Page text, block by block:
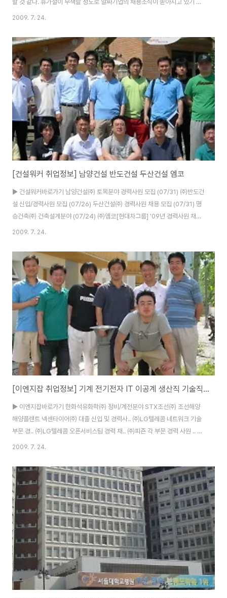
할 것 같다. 휴가철이 무색할 정도로 알짜기업의 채용소식이 쏟아지고 있기 때
문이다. 24일 이공계 취업포털 이엔지잡(www.engjob.co.kr 대표 유종현)
신입 및 경력사원을 모집 중이다. ▒ 넥센타이어(www.nexentire.co.kr)가
대졸 신입 및 경력사원을 모집한다. 모집분야는 경영관리, 전략기획, 품질보증,
해외영업, 영업관리, OE영업, 생산기술, 공무, 안전환경, 생산, 생산관리, 연구
소 등이다. 7월 27일부터 8월 14일까지 회사 홈페이지에서 온라인 입사지원..
2009. 7. 24.
[건설워커 취업정보] 남양건설 반도건설 두산건설 엠코
▶ 건설워커바로가기 남양건설㈜ 토목분야 경력사원 모집 (07/31) ㈜반도건
설 신입/경력사원 모집 (07/26) 두산건설㈜ 경력사원 채용 모집 (07/31) 명
승건축㈜ 건축설계분야 (07/24) ㈜엠코[현대차그룹] '09년 경력사원 채용
(시설관리,해외설계) (07/26) 삼성중공업㈜ 55기 직업기술생 모집 (07/24)
부문 경력사원 채용 안내 (07/29) ㈜대산 경력 및 신입사원 모집 (07/31) ㈜
마이다스아이티 2009년 수시 채용공고 (채용시) 세중공영㈜ 토목 현장대리
인 및 경력직 채용공고 (채용시) 은민에스앤디 인테리어 설계 (07/24) ㈜체
스넛 신입/경력사원 채용 한세대학교 건축분야 공간정보기술㈜ GIS/개발/영
업부..
2009. 7. 24.
[이엔지잡 취업정보] 기계 전기전자 IT 이공계 생산직 기술직 구인정보
▶ 이엔지잡바로가기 한화석유화학㈜ 정비/계전분야 STX조선㈜ 조선해양
해양플랜트 넥센타이어㈜ 대졸 신입 및 경력사.. ㈜LG텔레콤 네트워크 기술
부문 경.. ㈜LG텔레콤 오픈서비스팀 경력 채.. ㈜피죤 각 부문 경력 사원 .. ㈜
한솔홈데코 건축/인테리어/CAD GS건설㈜ 발전환경사업본부 ㈜대우엔지니
및 경력사원 모.. ㈜삼양사 2009년 해외 우수.. ▶ 이엔지잡바로가기 한화석
유화학㈜ 정비/계전분야 전체 전남 08/09 STX조선㈜ 조선해양 해양플랜트
전체 경남 07/29 인천시시설관리공단 일반직 및 기능직 공채 공고 전체 인천
08/03 넥센타이어㈜ 대졸 신입 및 경력사원 모집 전체 전국 08/14 케이엘종
합건설㈜ 건축, 설비, ..
2009. 7. 24.